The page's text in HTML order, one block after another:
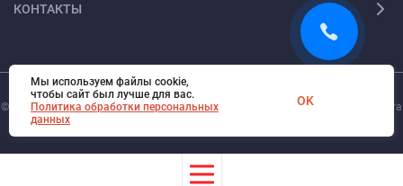
КОНТАКТЫ
© 2026. Все права защищены. Digi-Web.ru — создание и поддержка сайта
Мы используем файлы cookie,
чтобы сайт был лучше для вас.
Политика обработки персональных
данных
OK